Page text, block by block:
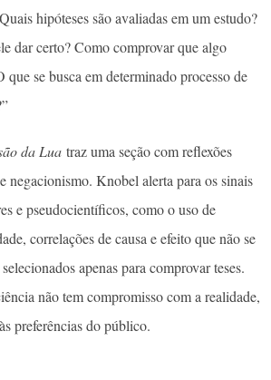
hipóteses são avaliadas em um estudo?
dar certo? Como comprovar que algo
que se busca em determinado processo de
da Lua traz uma seção com reflexões
negacionismo. Knobel alerta para os sinais
e pseudocientíficos, como o uso de
correlações de causa e efeito que não se
apenas para comprovar teses.
não tem compromisso com a realidade,
preferências do público.